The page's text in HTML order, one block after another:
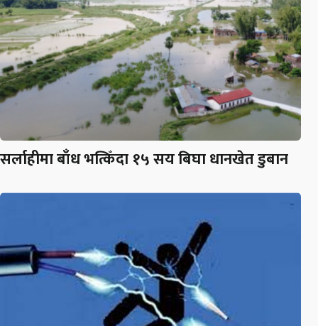
सर्लाहीमा बाँध भत्किँदा १५ सय बिघा धानखेत डुबान